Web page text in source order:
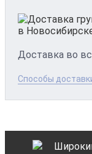
Доставка во
Способы